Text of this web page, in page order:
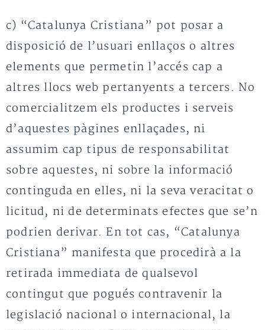
c) “Catalunya Cristiana” pot posar a
disposició de l’usuari enllaços o altres
elements que permetin l’accés cap a
altres llocs web pertanyents a tercers. No
comercialitzem els productes i serveis
d’aquestes pàgines enllaçades, ni
assumim cap tipus de responsabilitat
sobre aquestes, ni sobre la informació
continguda en elles, ni la seva veracitat o
licitud, ni de determinats efectes que se’n
podrien derivar. En tot cas, “Catalunya
Cristiana” manifesta que procedirà a la
retirada immediata de qualsevol
contingut que pogués contravenir la
legislació nacional o internacional, la